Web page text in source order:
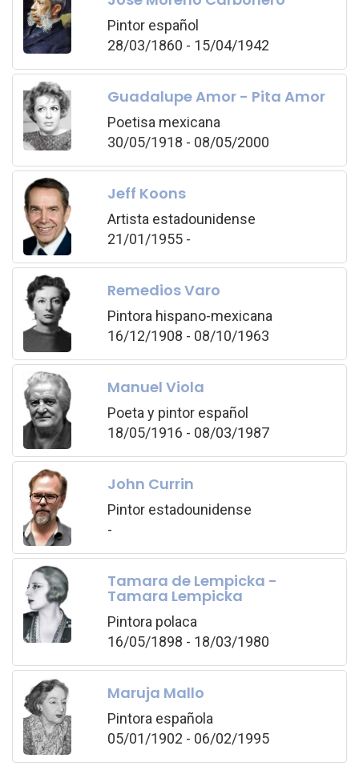
Pintor español
28/03/1860 - 15/04/1942
Guadalupe Amor - Pita Amor
Poetisa mexicana
30/05/1918 - 08/05/2000
Jeff Koons
Artista estadounidense
21/01/1955 -
Remedios Varo
Pintora hispano-mexicana
16/12/1908 - 08/10/1963
Manuel Viola
Poeta y pintor español
18/05/1916 - 08/03/1987
John Currin
Pintor estadounidense
-
Tamara de Lempicka -
Tamara Lempicka
Pintora polaca
16/05/1898 - 18/03/1980
Maruja Mallo
Pintora española
05/01/1902 - 06/02/1995